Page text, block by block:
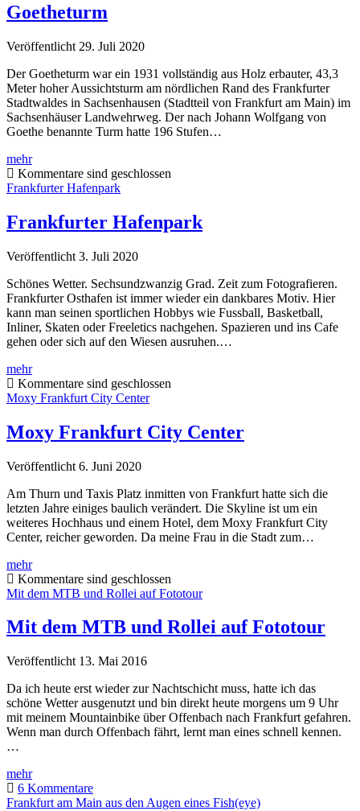
Goetheturm
Veröffentlicht 29. Juli 2020
Der Goetheturm war ein 1931 vollständig aus Holz erbauter, 43,3
Meter hoher Aussichtsturm am nördlichen Rand des Frankfurter
Stadtwaldes in Sachsenhausen (Stadtteil von Frankfurt am Main) im
Sachsenhäuser Landwehrweg. Der nach Johann Wolfgang von
Goethe benannte Turm hatte 196 Stufen…
mehrGoetheturm
Kommentare sind geschlossen
Frankfurter Hafenpark
Frankfurter Hafenpark
Veröffentlicht 3. Juli 2020
Schönes Wetter. Sechsundzwanzig Grad. Zeit zum Fotografieren.
Frankfurter Osthafen ist immer wieder ein dankbares Motiv. Hier
kann man seinen sportlichen Hobbys wie Fussball, Basketball,
Inliner, Skaten oder Freeletics nachgehen. Spazieren und ins Cafe
gehen oder sich auf den Wiesen ausruhen.…
mehrFrankfurter
Hafenpark
Kommentare sind geschlossen
Moxy Frankfurt City Center
Moxy Frankfurt City Center
Veröffentlicht 6. Juni 2020
Am Thurn und Taxis Platz inmitten von Frankfurt hatte sich die
letzten Jahre einiges baulich verändert. Die Skyline ist um ein
weiteres Hochhaus und einem Hotel, dem Moxy Frankfurt City
Center, reicher geworden. Da meine Frau in die Stadt zum…
mehrMoxy
Frankfurt
City
Kommentare sind geschlossen
Mit dem MTB und Rollei auf Fototour
Mit dem MTB und Rollei auf Fototour
Veröffentlicht 13. Mai 2016
Da ich heute erst wieder zur Nachtschicht muss, hatte ich das
schöne Wetter ausgenutzt und bin direkt heute morgens um 9 Uhr
mit meinem Mountainbike über Offenbach nach Frankfurt gefahren.
Wenn man durch Offenbach fährt, lernt man eines schnell kennen.
…
mehrMit
dem
MTB
6 Kommentare
Frankfurt am Main aus den Augen eines Fish(eye)